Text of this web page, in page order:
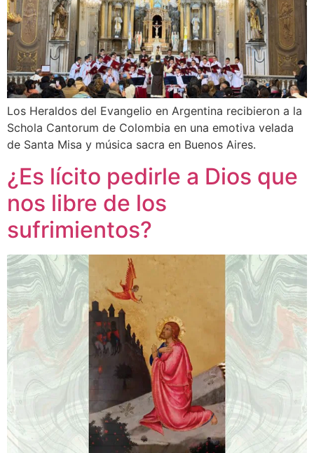
Los Heraldos del Evangelio en Argentina recibieron a la
Schola Cantorum de Colombia en una emotiva velada
de Santa Misa y música sacra en Buenos Aires.
¿Es lícito pedirle a Dios que
nos libre de los
sufrimientos?